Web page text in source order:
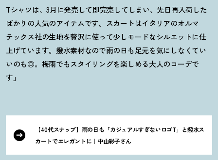
Tシャツは、3月に発売して即完売してしまい、先日再入荷した
ばかりの人気のアイテムです。スカートはイタリアのオルマ
テックス社の生地を贅沢に使って少しモードなシルエットに仕
上げています。撥水素材なので雨の日も足元を気にしなくてい
いのも◎。梅雨でもスタイリングを楽しめる大人のコーデで
す」
【40代スナップ】雨の日も「カジュアルすぎないロゴT」と撥水ス
カートでエレガントに｜中山彩子さん